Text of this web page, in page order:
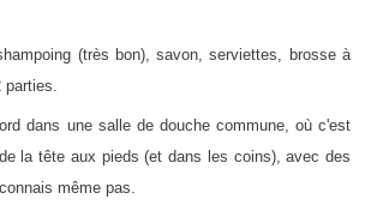
(très bon), savon, serviettes, brosse à
parties.
dans une salle de douche commune, où c'est
la tête aux pieds (et dans les coins), avec des
même pas.